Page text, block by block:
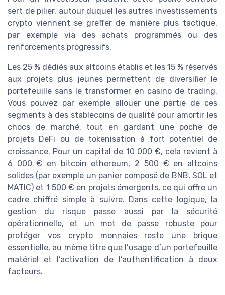
sert de pilier, autour duquel les autres investissements
crypto viennent se greffer de manière plus tactique,
par exemple via des achats programmés ou des
renforcements progressifs.
Les 25 % dédiés aux altcoins établis et les 15 % réservés
aux projets plus jeunes permettent de diversifier le
portefeuille sans le transformer en casino de trading.
Vous pouvez par exemple allouer une partie de ces
segments à des stablecoins de qualité pour amortir les
chocs de marché, tout en gardant une poche de
projets DeFi ou de tokenisation à fort potentiel de
croissance. Pour un capital de 10 000 €, cela revient à
6 000 € en bitcoin ethereum, 2 500 € en altcoins
solides (par exemple un panier composé de BNB, SOL et
MATIC) et 1 500 € en projets émergents, ce qui offre un
cadre chiffré simple à suivre. Dans cette logique, la
gestion du risque passe aussi par la sécurité
opérationnelle, et un mot de passe robuste pour
protéger vos crypto monnaies reste une brique
essentielle, au même titre que l’usage d’un portefeuille
matériel et l’activation de l’authentification à deux
facteurs.